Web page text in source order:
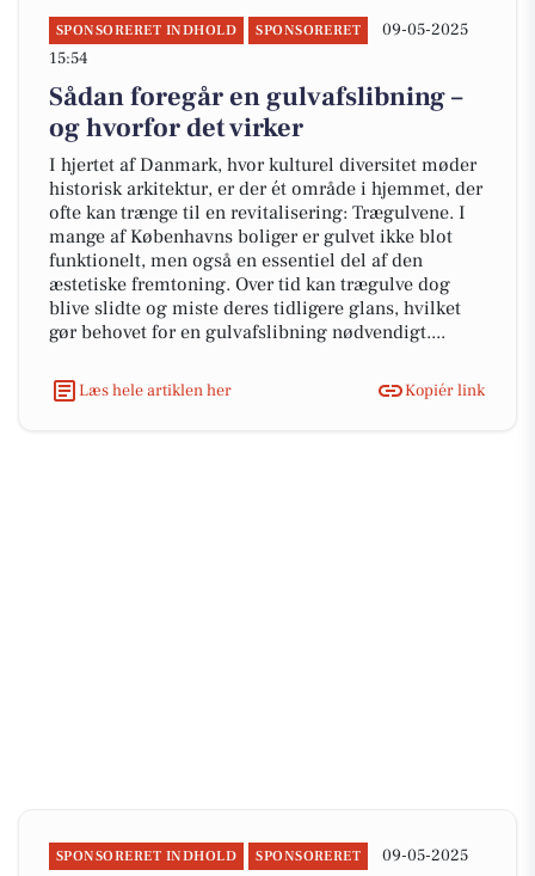
SPONSORERET INDHOLD SPONSORERET
09-05-2025
15:54
Sådan foregår en gulvafslibning –
og hvorfor det virker
I hjertet af Danmark, hvor kulturel diversitet møder
historisk arkitektur, er der ét område i hjemmet, der
ofte kan trænge til en revitalisering: Trægulvene. I
mange af Københavns boliger er gulvet ikke blot
funktionelt, men også en essentiel del af den
æstetiske fremtoning. Over tid kan trægulve dog
blive slidte og miste deres tidligere glans, hvilket
gør behovet for en gulvafslibning nødvendigt....
Læs hele artiklen her Kopiér link
SPONSORERET INDHOLD SPONSORERET
09-05-2025